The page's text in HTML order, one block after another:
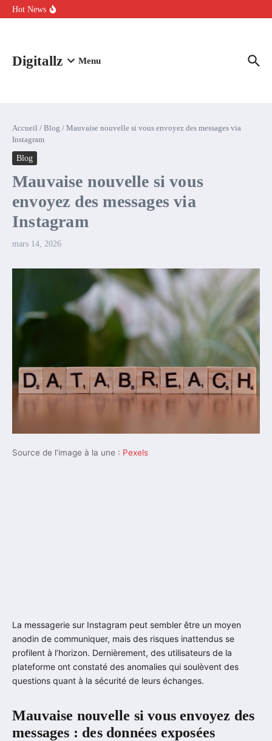
Aller au contenu
Hot News
Comment l’IA simplifie la data de caisse pour la transformer en
Digitallz Menu
Accueil / Blog / Mauvaise nouvelle si vous envoyez des messages via
Instagram
Blog
Mauvaise nouvelle si vous
envoyez des messages via
Instagram
mars 14, 2026
Source de l’image à la une : Pexels
La messagerie sur Instagram peut sembler être un moyen
anodin de communiquer, mais des risques inattendus se
profilent à l’horizon. Dernièrement, des utilisateurs de la
plateforme ont constaté des anomalies qui soulèvent des
questions quant à la sécurité de leurs échanges.
Mauvaise nouvelle si vous envoyez des
messages : des données exposées